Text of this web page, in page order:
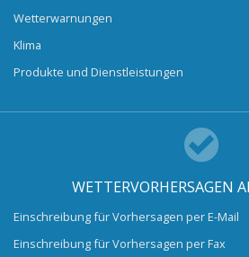
Wetterwarnungen
Klima
Produkte und Dienstleistungen
WETTERVORHERSAGEN
Einschreibung für Vorhersagen per E-Mail
Einschreibung für Vorhersagen per Fax